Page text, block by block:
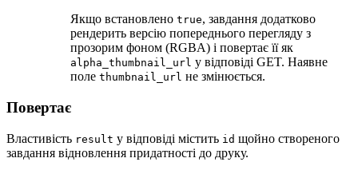
Якщо встановлено true, завдання додатково
рендерить версію попереднього перегляду з
прозорим фоном (RGBA) і повертає її як
alpha_thumbnail_url у відповіді GET. Наявне
поле thumbnail_url не змінюється.
Повертає
Властивість result у відповіді містить id щойно створеного
завдання відновлення придатності до друку.